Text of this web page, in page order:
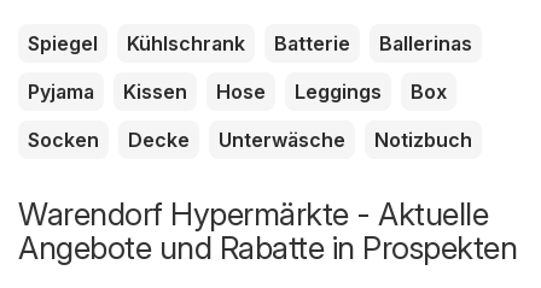
Spiegel Kühlschrank Batterie
Ballerinas
Pyjama
Kissen Hose Leggings
Box
Socken
Decke Unterwäsche Notizbuch
Warendorf Hypermärkte - Aktuelle
Angebote und Rabatte in Prospekten